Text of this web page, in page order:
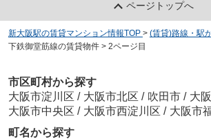
ページトップへ
新大阪駅の賃貸マンション情報TOP > (賃貸)路線・駅
下鉄御堂筋線の賃貸物件 > 2ページ目
市区町村から探す
大阪市淀川区 / 大阪市北区 / 吹田市 / 大
大阪市中央区 / 大阪市西淀川区 / 大阪市
町名から探す